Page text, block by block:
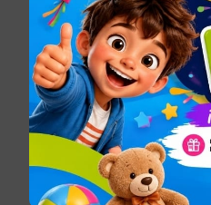
JUGUETES PARA
NIÑOS Y NIÑAS ,
TODOS LOS
ARTÍCULOS
BE4 B3
B354
Escolar